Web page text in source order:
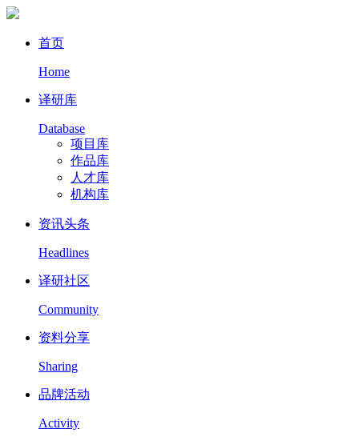
首页
Home
译研库
Database
项目库
作品库
人才库
机构库
资讯头条
Headlines
译研社区
Community
资料分享
Sharing
品牌活动
Activity